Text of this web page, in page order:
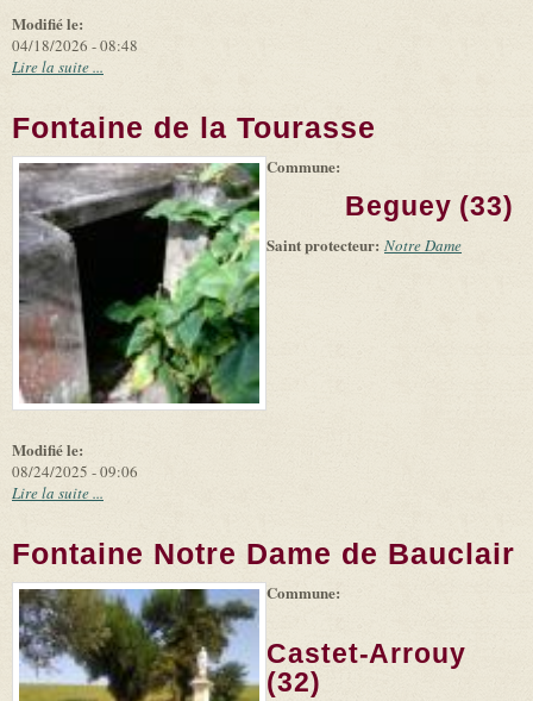
Modifié le:
04/18/2026 - 08:48
Lire la suite ...
Fontaine de la Tourasse
Leaflet (link is
|
Tiles
(link is
external)
©
Microsoft
and
suppliers
Modifié le:
08/24/2025 - 09:06
Commune:
Beguey (33)
Saint protecteur: Notre Dame
Lire la suite ...
Fontaine Notre Dame de Bauclair
-
Leaflet (link is
|
Tiles
(link is
external)
Microsoft
and
suppliers
Commune:
Castet-Arrouy
(32)